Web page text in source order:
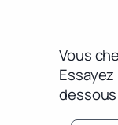
Vous
dessous